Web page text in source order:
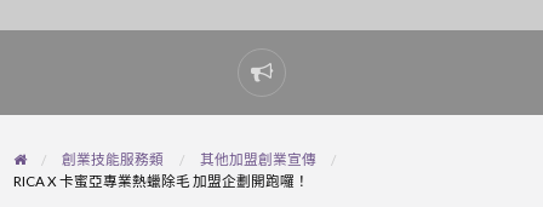
Report
problem
創業技能服務類
其他加盟創業宣傳
RICA X 卡蜜亞專業熱蠟除毛 加盟企劃開跑囉！